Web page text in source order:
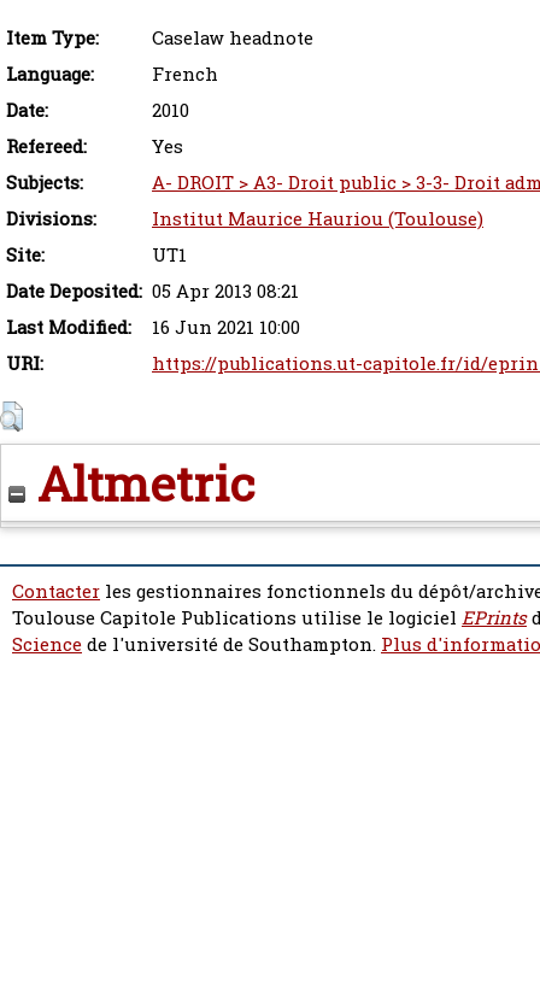
Item Type:
Caselaw headnote
Language:
French
Date:
2010
Refereed:
Yes
Subjects:
A- DROIT > A3- Droit public > 3-3- Droit
Divisions:
Institut Maurice Hauriou (Toulouse)
Site:
UT1
Date Deposited: 05 Apr 2013 08:21
Last Modified:
16 Jun 2021 10:00
URI:
https://publications.ut-capitole.fr/id/
Altmetric
Contacter les gestionnaires fonctionnels du dépôt/
Toulouse Capitole Publications utilise le logiciel EPrints
Sciencede l'université de Southampton. Plus